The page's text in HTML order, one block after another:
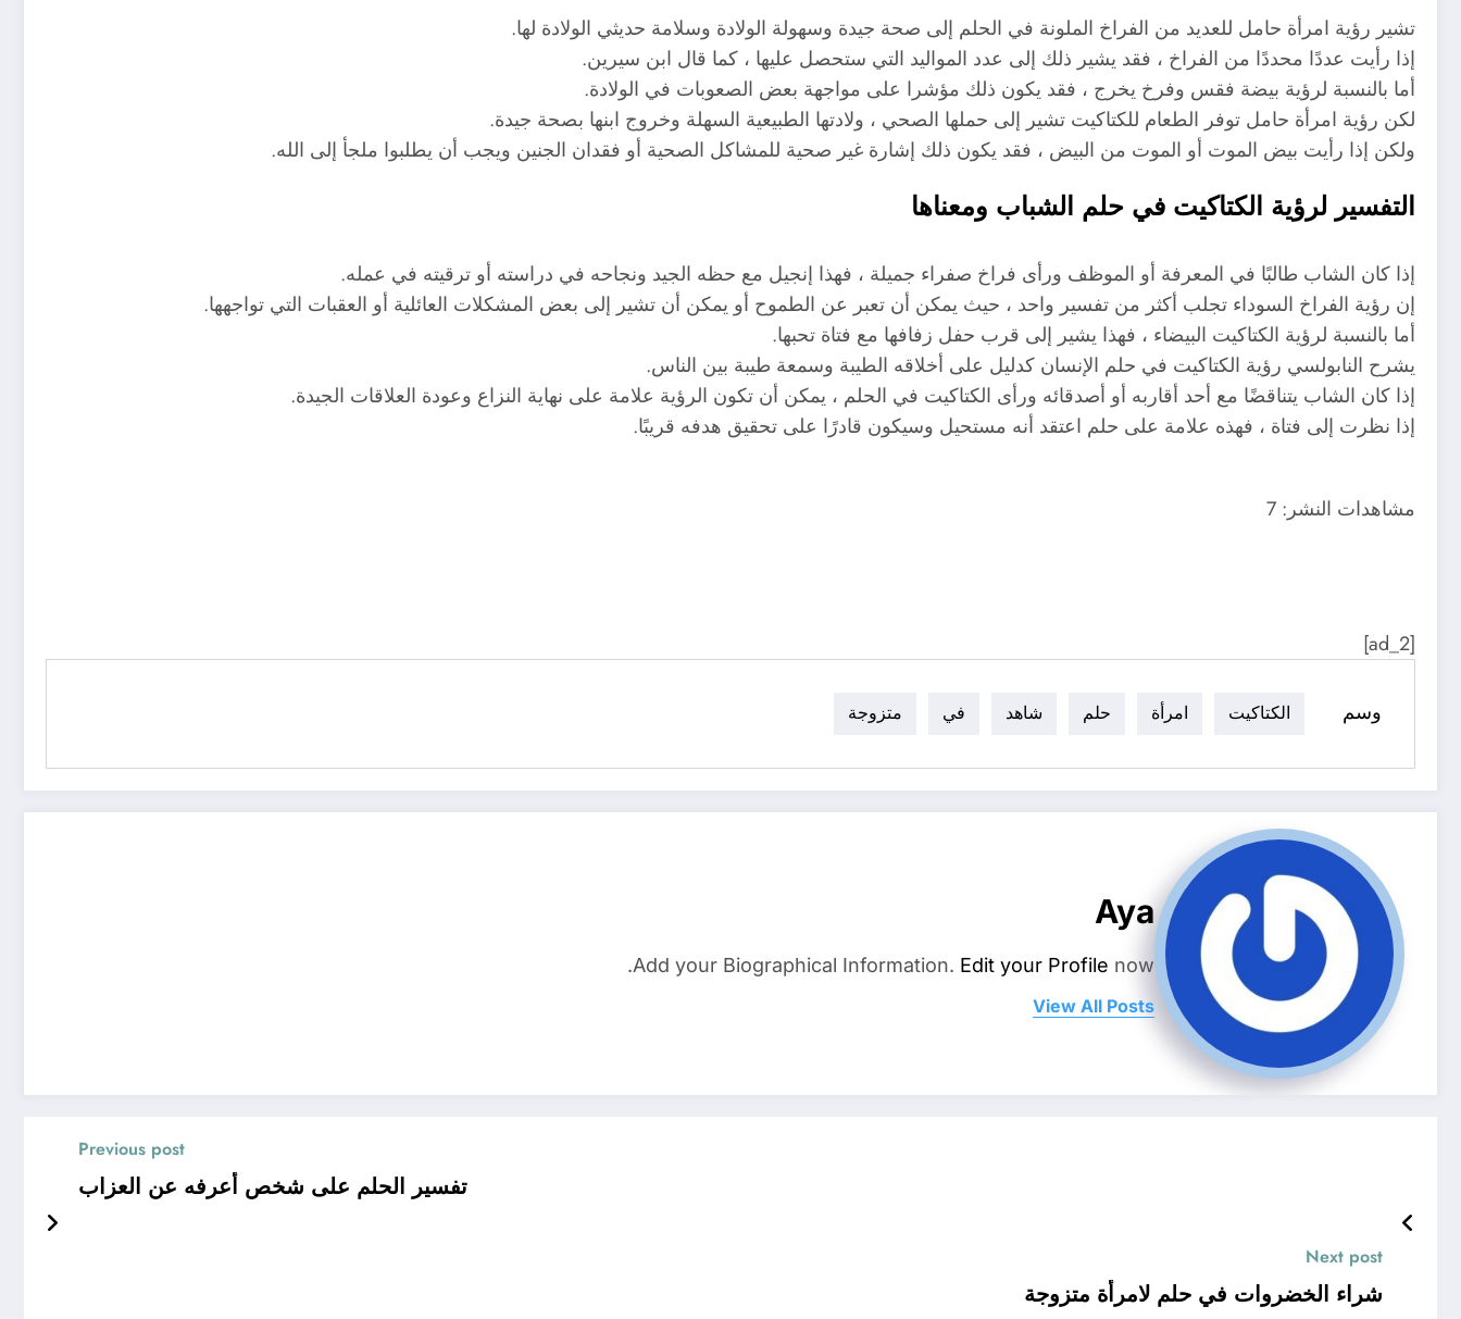
تشير رؤية امرأة حامل للعديد من الفراخ الملونة في الحلم إلى صحة جيدة وسهولة الولادة وسلامة حديثي الولادة لها.
إذا رأيت عددًا محددًا من الفراخ ، فقد يشير ذلك إلى عدد المواليد التي ستحصل عليها ، كما قال ابن سيرين.
أما بالنسبة لرؤية بيضة فقس وفرخ يخرج ، فقد يكون ذلك مؤشرا على مواجهة بعض الصعوبات في الولادة.
لكن رؤية امرأة حامل توفر الطعام للكتاكيت تشير إلى حملها الصحي ، ولادتها الطبيعية السهلة وخروج ابنها بصحة جيدة.
ولكن إذا رأيت بيض الموت أو الموت من البيض ، فقد يكون ذلك إشارة غير صحية للمشاكل الصحية أو فقدان الجنين ويجب أن يطلبوا ملجأ إلى الله.
التفسير لرؤية الكتاكيت في حلم الشباب ومعناها
إذا كان الشاب طالبًا في المعرفة أو الموظف ورأى فراخ صفراء جميلة ، فهذا إنجيل مع حظه الجيد ونجاحه في دراسته أو ترقيته في عمله.
إن رؤية الفراخ السوداء تجلب أكثر من تفسير واحد ، حيث يمكن أن تعبر عن الطموح أو يمكن أن تشير إلى بعض المشكلات العائلية أو العقبات التي تواجهها.
أما بالنسبة لرؤية الكتاكيت البيضاء ، فهذا يشير إلى قرب حفل زفافها مع فتاة تحبها.
يشرح النابولسي رؤية الكتاكيت في حلم الإنسان كدليل على أخلاقه الطيبة وسمعة طيبة بين الناس.
إذا كان الشاب يتناقضًا مع أحد أقاربه أو أصدقائه ورأى الكتاكيت في الحلم ، يمكن أن تكون الرؤية علامة على نهاية النزاع وعودة العلاقات الجيدة.
إذا نظرت إلى فتاة ، فهذه علامة على حلم اعتقد أنه مستحيل وسيكون قادرًا على تحقيق هدفه قريبًا.
مشاهدات النشر: 7
[ad_2]
وسم الكتاكيت امرأة حلم شاهد في متزوجة
Aya
Add your Biographical Information. Edit your Profile now.
View All Posts
Previous post
تفسير الحلم على شخص أعرفه عن العزاب
Next post
شراء الخضروات في حلم لامرأة متزوجة